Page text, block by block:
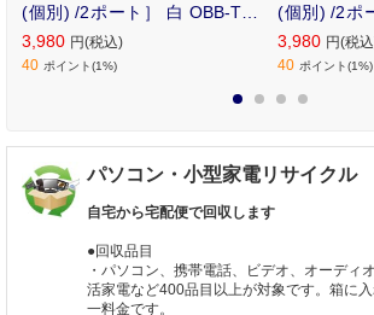
(個別) /2ポート］ 白 OBB-TPK
321AC-W
3,980 円(税込)
40 ポイント(1%)
(個別) /2ポ
321AC-K
3,980 円(税
40 ポイント(1%)
パソコン・小型家電リサイクル
自宅から宅配便で回収します
●回収品目
・パソコン、携帯電話、ビデオ、オーディ
活家電など400品目以上が対象です。箱に
一料金です。